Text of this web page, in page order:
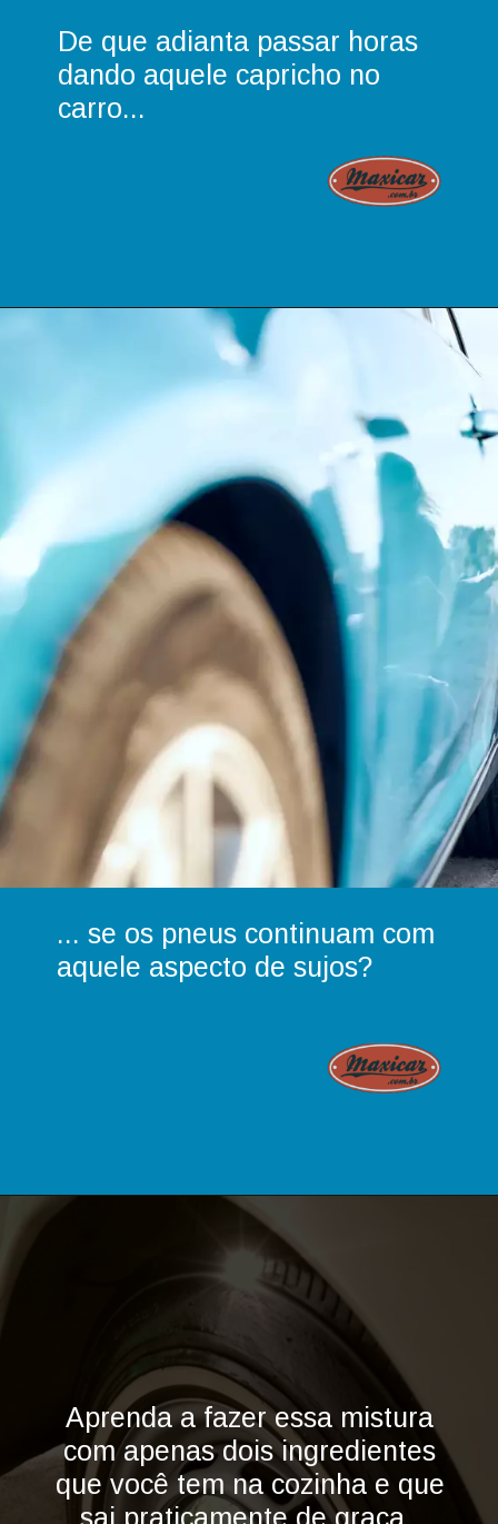
De que adianta passar horas
dando aquele capricho no
carro...
... se os pneus continuam com
aquele aspecto de sujos?
Aprenda a fazer essa mistura
com apenas dois ingredientes
que você tem na cozinha e que
sai praticamente de graça.